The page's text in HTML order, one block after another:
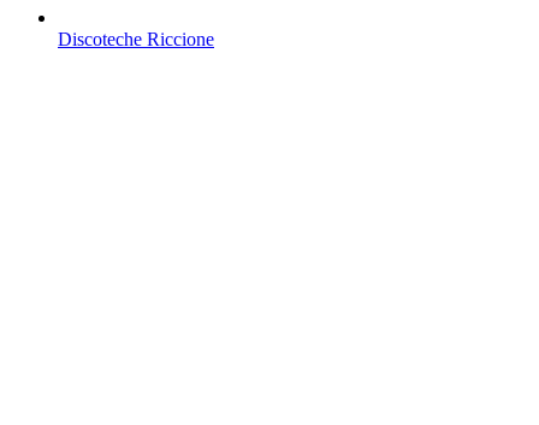
Discoteche Riccione